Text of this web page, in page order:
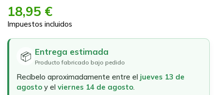
18,95 €
Impuestos incluidos
📦 Entrega estimada
Producto fabricado bajo pedido
Recíbelo aproximadamente entre el jueves 13 de
agosto y el viernes 14 de agosto.